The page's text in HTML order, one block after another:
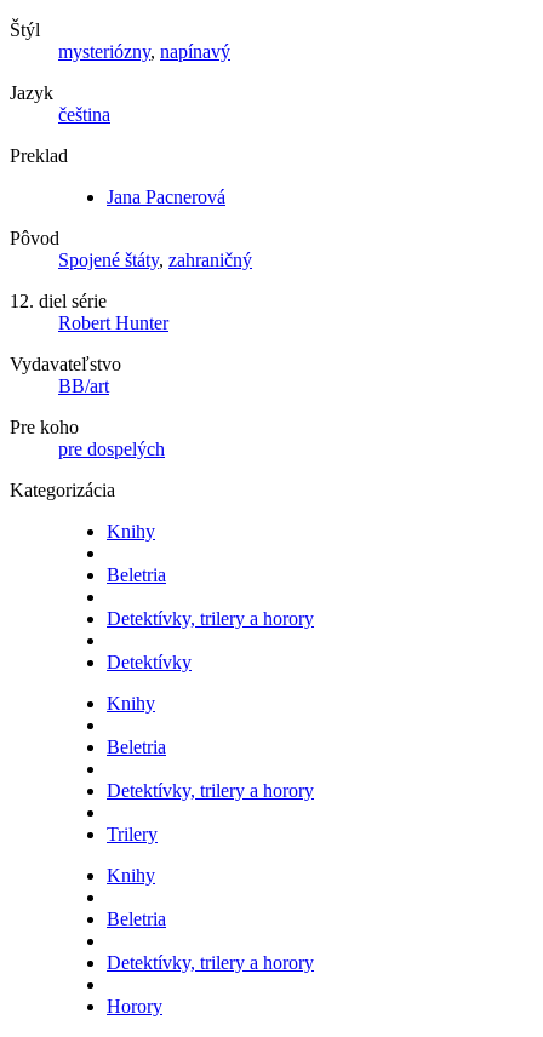
Štýl
mysteriózny, napínavý
Jazyk
čeština
Preklad
Jana Pacnerová
Pôvod
Spojené štáty, zahraničný
12. diel série
Robert Hunter
Vydavateľstvo
BB/art
Pre koho
pre dospelých
Kategorizácia
Knihy
Beletria
Detektívky, trilery a horory
Detektívky
Knihy
Beletria
Detektívky, trilery a horory
Trilery
Knihy
Beletria
Detektívky, trilery a horory
Horory